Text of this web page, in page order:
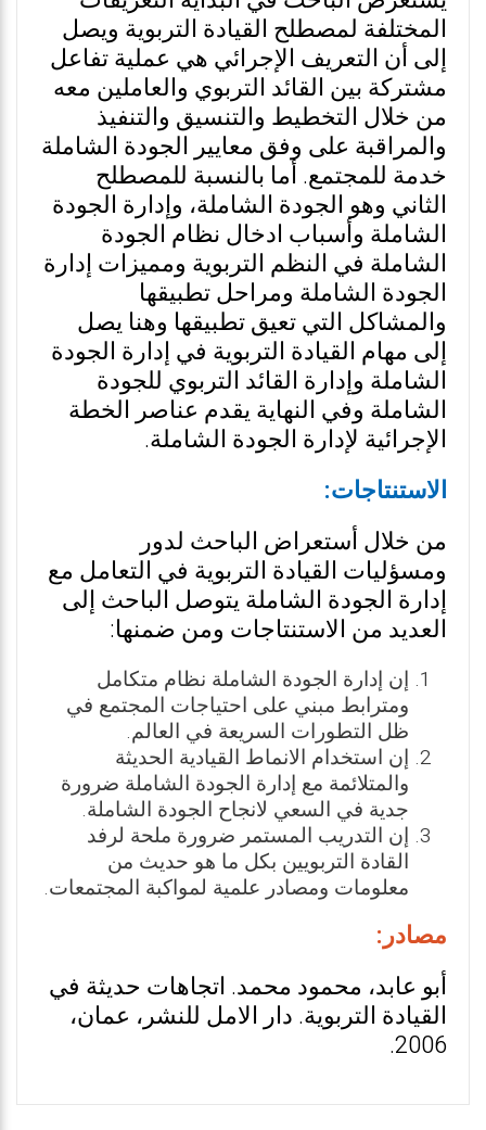
المختلفة لمصطلح القيادة التربوية ويصل
إلى أن التعريف الإجرائي هي عملية تفاعل
مشتركة بين القائد التربوي والعاملين معه
من خلال التخطيط والتنسيق والتنفيذ
والمراقبة على وفق معايير الجودة الشاملة
خدمة للمجتمع. أما بالنسبة للمصطلح
الثاني وهو الجودة الشاملة، وإدارة الجودة
الشاملة وأسباب ادخال نظام الجودة
الشاملة في النظم التربوية ومميزات إدارة
الجودة الشاملة ومراحل تطبيقها
والمشاكل التي تعيق تطبيقها وهنا يصل
إلى مهام القيادة التربوية في إدارة الجودة
الشاملة وإدارة القائد التربوي للجودة
الشاملة وفي النهاية يقدم عناصر الخطة
الإجرائية لإدارة الجودة الشاملة.
الاستنتاجات:
من خلال أستعراض الباحث لدور
ومسؤليات القيادة التربوية في التعامل مع
إدارة الجودة الشاملة يتوصل الباحث إلى
العديد من الاستنتاجات ومن ضمنها:
إن إدارة الجودة الشاملة نظام متكامل
ومترابط مبني على احتياجات المجتمع في
ظل التطورات السريعة في العالم.
إن استخدام الانماط القيادية الحديثة
والمتلائمة مع إدارة الجودة الشاملة ضرورة
جدية في السعي لانجاح الجودة الشاملة.
إن التدريب المستمر ضرورة ملحة لرفد
القادة التربويين بكل ما هو حديث من
معلومات ومصادر علمية لمواكبة المجتمعات.
مصادر:
أبو عابد، محمود محمد. اتجاهات حديثة في
القيادة التربوية. دار الامل للنشر، عمان،
2006.